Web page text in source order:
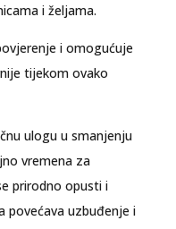
i željama.
i omogućuje
tijekom ovako
ulogu u smanjenju
vremena za
prirodno opusti i
povećava uzbuđenje i